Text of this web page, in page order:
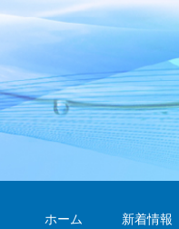
ホーム 新着情報